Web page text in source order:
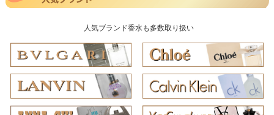
人気ブランド香水も多数取り扱い